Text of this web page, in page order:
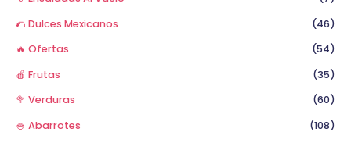
🌮 Dulces Mexicanos
(46)
🔥 Ofertas
(54)
🍎 Frutas
(35)
🥦 Verduras
(60)
🍚 Abarrotes
(108)